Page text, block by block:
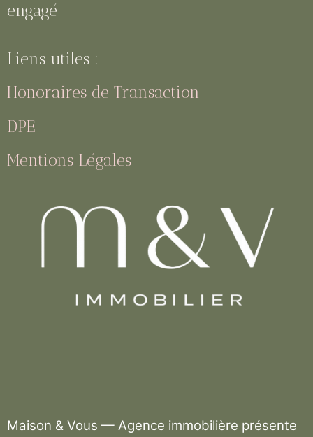
engagé
Liens utiles :
Honoraires de Transaction
DPE
Mentions Légales
Maison & Vous — Agence immobilière présente